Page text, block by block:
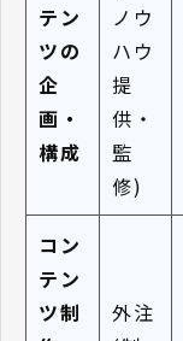
テン
ツの
企
画・
構成
ノウ
ハウ
提
供・
監
修)
コン
テン
ツ制
外注